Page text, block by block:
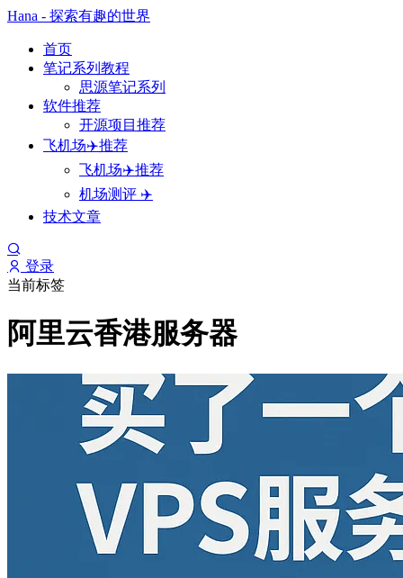
Hana - 探索有趣的世界
首页
笔记系列教程
思源笔记系列
软件推荐
开源项目推荐
飞机场✈️推荐
飞机场✈️推荐
机场测评 ✈️
技术文章
登录
当前标签
阿里云香港服务器